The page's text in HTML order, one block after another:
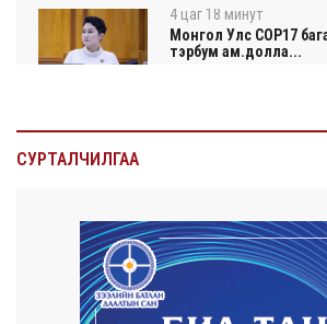
4 цаг 18 минут
Монгол Улс COP17
тэрбум ам.долла...
4 цаг 22 минут
4 цаг 40 минут
Автомашины улсын
тоогоор төгссөн бол...
СУРТАЛЧИЛГАА